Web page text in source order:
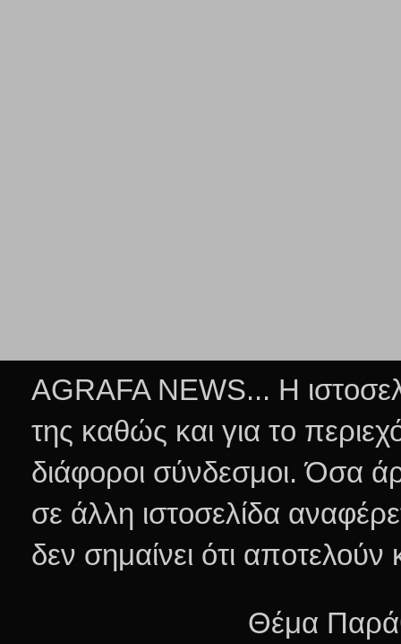
AGRAFA NEWS... Η
της καθώς και για το
διάφοροι σύνδεσμοι.Όσα
σε άλλη ιστοσελίδα
δεν σημαίνει ότι
Θέμα